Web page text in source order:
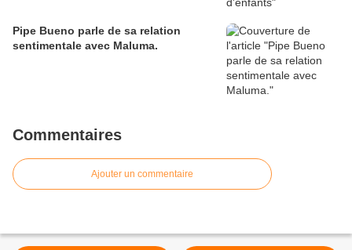
Pipe Bueno parle de sa relation
sentimentale avec Maluma.
Commentaires
Ajouter un commentaire